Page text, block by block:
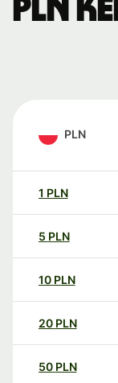
PLN
PLN
1 PLN
5 PLN
10 PLN
20 PLN
50 PLN